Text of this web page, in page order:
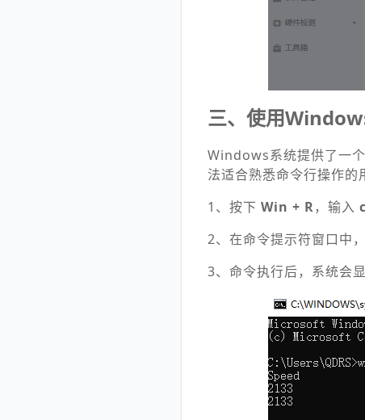
三、使用
Windows系统提供了一
法适合熟悉命令行操作的
1、按下 Win + R，输入
2、在命令提示符窗口中
3、命令执行后，系统会